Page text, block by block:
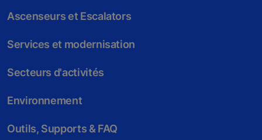
Ascenseurs et Escalators
Services et modernisation
Secteurs d'activités
Environnement
Outils, Supports & FAQ